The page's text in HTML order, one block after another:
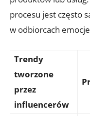
procesu jest często
w odbiorcach
Trendy
tworzone
przez
influencerów